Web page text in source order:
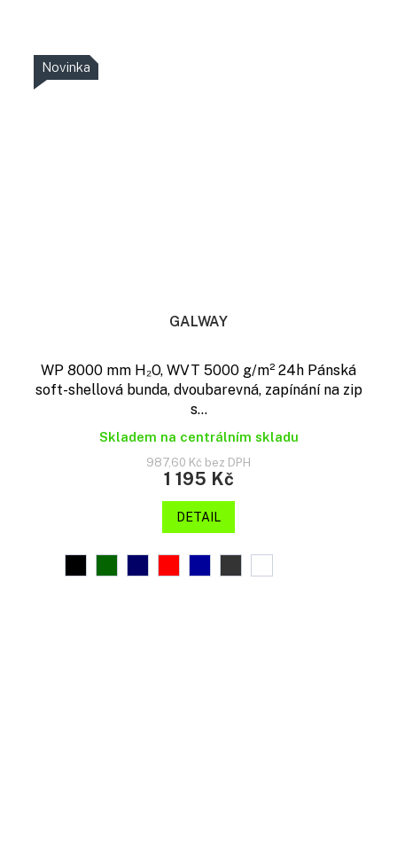
Novinka
GALWAY
WP 8000 mm H₂O, WVT 5000 g/m² 24h Pánská
soft-shellová bunda, dvoubarevná, zapínání na zip
s...
Skladem na centrálním skladu
987,60 Kč bez DPH
1 195 Kč
DETAIL